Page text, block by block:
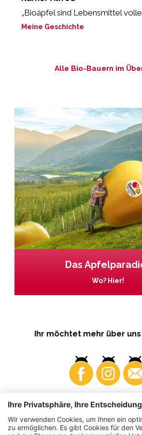
„Bioäpfel sind Lebensmittel
Meine Geschichte
Alle Bio-Bauern im
Das
Wo? Hier!
Ihr möchtet mehr über
Business